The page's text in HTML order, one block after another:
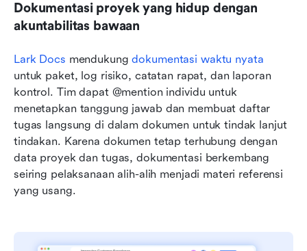
Dokumentasi proyek yang hidup dengan
akuntabilitas bawaan
Lark Docs mendukung dokumentasi waktu nyata
untuk paket, log risiko, catatan rapat, dan laporan
kontrol. Tim dapat @mention individu untuk
menetapkan tanggung jawab dan membuat daftar
tugas langsung di dalam dokumen untuk tindak lanjut
tindakan. Karena dokumen tetap terhubung dengan
data proyek dan tugas, dokumentasi berkembang
seiring pelaksanaan alih-alih menjadi materi referensi
yang usang.